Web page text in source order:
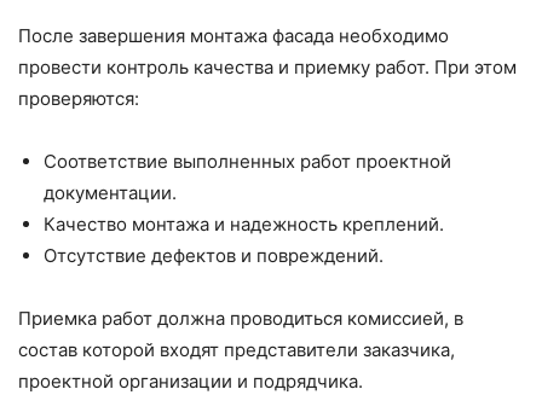
После завершения монтажа фасада необходимо
провести контроль качества и приемку работ. При этом
проверяются:
Соответствие выполненных работ проектной
документации.
Качество монтажа и надежность креплений.
Отсутствие дефектов и повреждений.
Приемка работ должна проводиться комиссией, в
состав которой входят представители заказчика,
проектной организации и подрядчика.